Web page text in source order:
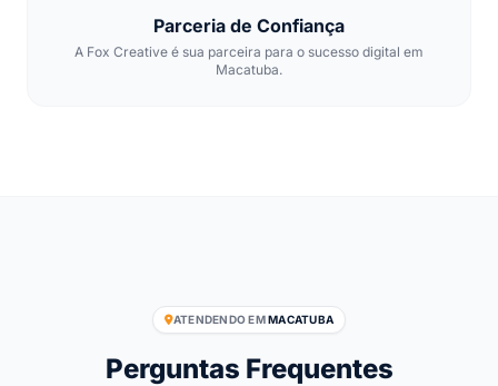
Parceria de Confiança
A Fox Creative é sua parceira para o sucesso digital em
Macatuba.
ATENDENDO EMMACATUBA
Perguntas Frequentes